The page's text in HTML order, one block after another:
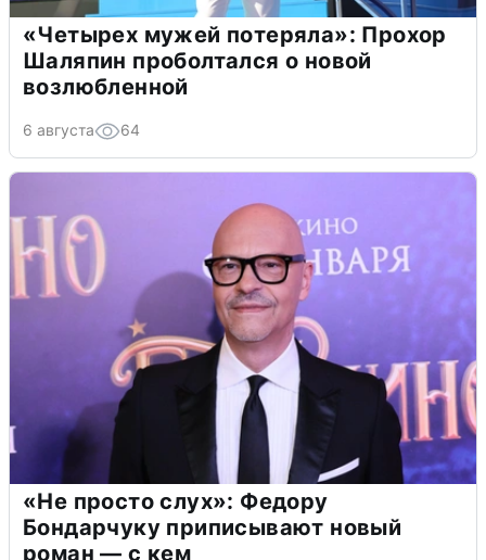
«Четырех мужей потеряла»: Прохор
Шаляпин проболтался о новой
возлюбленной
6 августа 64
«Не просто слух»: Федору
Бондарчуку приписывают новый
роман — с кем